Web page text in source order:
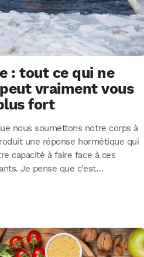
: tout ce qui ne
vraiment vous
fort
nous soumettons notre corps à
une réponse hormétique qui
capacité à faire face à ces
Je pense que c’est…